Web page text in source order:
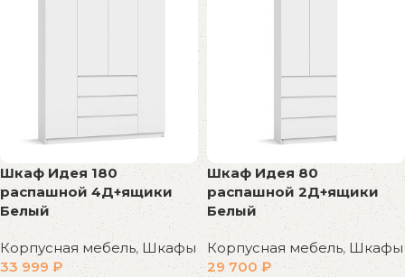
Шкаф Идея 180
распашной 4Д+ящики
Белый
Корпусная мебель, Шкафы
33 999 ₽
Шкаф Идея 80
распашной 2Д+ящики
Белый
Корпусная мебель, Шкафы
29 700₽